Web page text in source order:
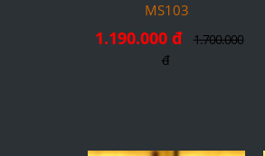
MS103
1.190.000 đ
1.700.000
đ